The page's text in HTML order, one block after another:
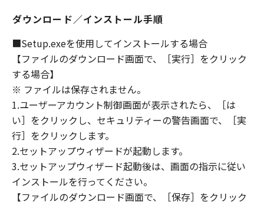
DEALERS NOR CANON'S LICENSORS
CONTAINED IN THE SOFTWARE WILL MEET
YOUR REQUIREMENTS OR THAT THE
OPERATION OF THE SOFTWARE WILL BE
UNINTERRUPTED OR ERROR FREE.
[NO LIABILITY FOR DAMAGES] IN NO EVENT
SHALL EITHER CANON, CANON'S
SUBSIDIARIES OR AFFILIATES, THEIR
DISTRIBUTORS DEALERS OR CANON'S
LICENSORS BE LIABLE FOR ANY DAMAGES
WHATSOEVER (INCLUDING WITHOUT
LIMITATION, LOSS OF BUSINESS PROFITS,
LOSS OF BUSINESS INFORMATION, LOSS OF
ダウンロード／インストール手順
■Setup.exeを使用してインストールする場合
【ファイルのダウンロード画面で、［実行］をクリック
する場合】
※ ファイルは保存されません。
1.ユーザーアカウント制御画面が表示されたら、［は
い］をクリックし、セキュリティーの警告画面で、［実
行］をクリックします。
2.セットアップウィザードが起動します。
3.セットアップウィザード起動後は、画面の指示に従い
インストールを行ってください。
【ファイルのダウンロード画面で、［保存］をクリック